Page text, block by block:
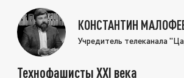
КОНСТАНТИН
Учредитель телеканала
Технофашисты XXI века